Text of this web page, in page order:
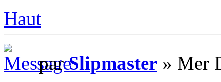
Haut
parSlipmaster » Mer